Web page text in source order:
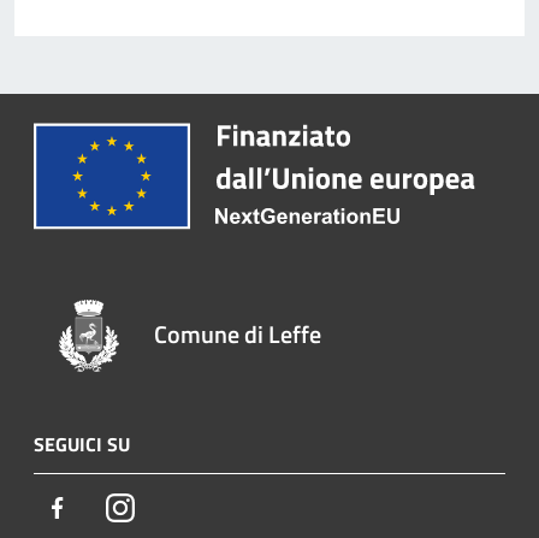
Comune di Leffe
SEGUICI SU
FacebookInstagram